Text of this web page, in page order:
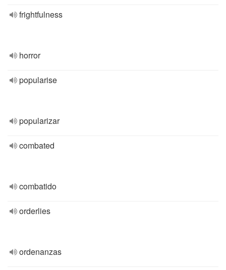
frightfulness
horror
popularise
popularizar
combated
combatido
orderlies
ordenanzas